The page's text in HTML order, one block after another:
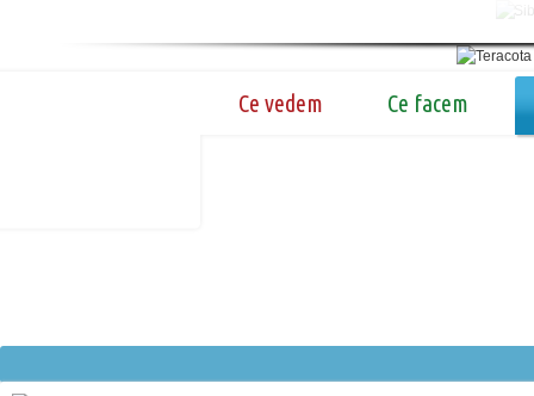
Ce vedem Ce facem